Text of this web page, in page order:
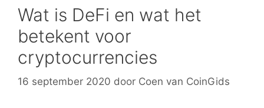
Wat is DeFi en wat het
betekent voor
cryptocurrencies
16 september 2020 door Coen van CoinGids